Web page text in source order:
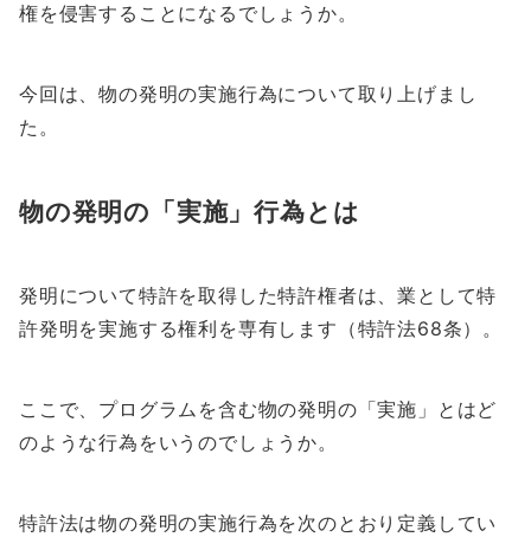
権を侵害することになるでしょうか。
今回は、物の発明の実施行為について取り上げまし
た。
物の発明の「実施」行為とは
発明について特許を取得した特許権者は、業として特
許発明を実施する権利を専有します（特許法68条）。
ここで、プログラムを含む物の発明の「実施」とはど
のような行為をいうのでしょうか。
特許法は物の発明の実施行為を次のとおり定義してい